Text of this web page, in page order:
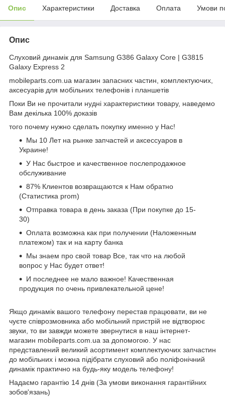
Опис Характеристики Доставка Оплата Умови
Опис
Слуховий динамік для Samsung G386 Galaxy Core | G3815
Galaxy Express 2
mobileparts.com.ua магазин запасних частин, комплектуючих,
аксесуарів для мобільних телефонів і планшетів
Поки Ви не прочитали нудні характеристики товару, наведемо
Вам декілька 100% доказів
того почему нужно сделать покупку именно у Нас!
Мы 10 Лет на рынке запчастей и аксессуаров в
Украине!
У Нас быстрое и качественное послепродажное
обслуживание
87% Клиентов возвращаются к Нам обратно
(Статистика prom)
Отправка товара в день заказа (При покупке до 15-
30)
Оплата возможна как при получении (Наложенным
платежом) так и на карту банка
Мы знаем про свой товар Все, так что на любой
вопрос у Нас будет ответ!
И последнее не мало важное! Качественная
продукция по очень привлекательной цене!
Якщо динамік вашого телефону перестав працювати, ви не
чуєте співрозмовника або мобільний пристрій не відтворює
звуки, то ви завжди можете звернутися в наш інтернет-
магазин mobileparts.com.ua за допомогою. У нас
представлений великий асортимент комплектуючих запчастин
до мобільних і можна підібрати слуховий або поліфонічний
динамік практично на будь-яку модель телефону!
Надаємо гарантію 14 днів (За умови виконання гарантійних
зобов'язань)